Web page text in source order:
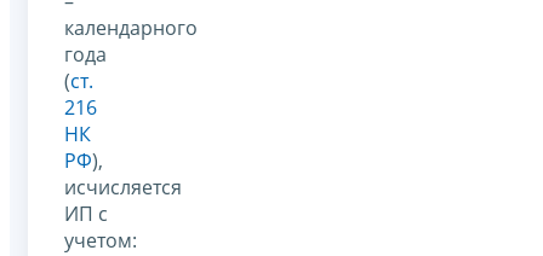
календарного
года
(ст.
216
НК
РФ),
исчисляется
ИП с
учетом: